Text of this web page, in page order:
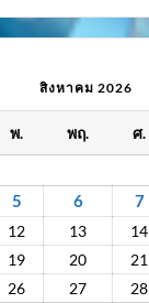
สิงหาคม 2026
พ. พฤ. ศ.
5 6 7
12 13 14
19 20 21
26 27 28